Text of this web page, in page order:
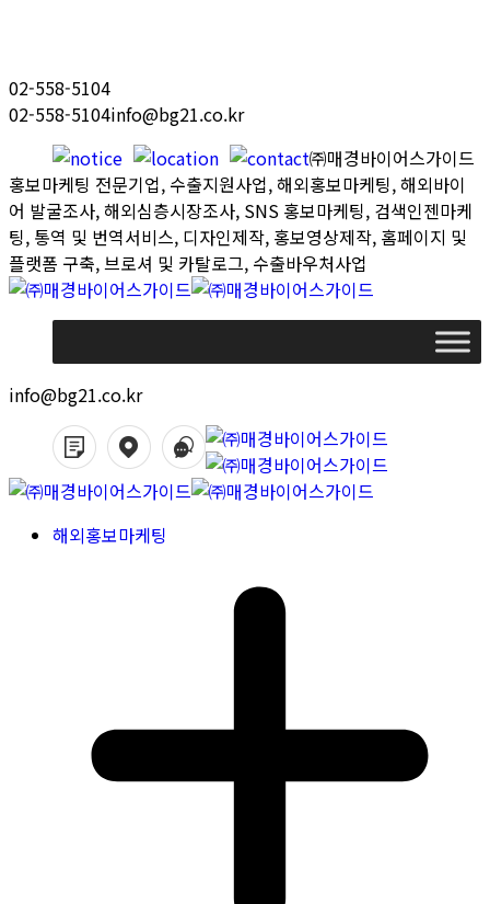
02-558-5104
02-558-5104info@bg21.co.kr
㈜매경바이어스가이드
홍보마케팅 전문기업, 수출지원사업, 해외홍보마케팅, 해외바이
어 발굴조사, 해외심층시장조사, SNS 홍보마케팅, 검색인젠마케
팅, 통역 및 번역서비스, 디자인제작, 홍보영상제작, 홈페이지 및
플랫폼 구축, 브로셔 및 카탈로그, 수출바우처사업
info@bg21.co.kr
해외홍보마케팅